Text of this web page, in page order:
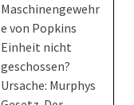
Maschinengewehr
e von Popkins
Einheit nicht
geschossen?
Ursache: Murphys